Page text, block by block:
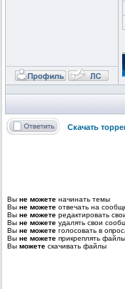
Скачать
Вы не можете начинать темы
Вы не можете отвечать на
Вы не можете редактировать
Вы не можете удалять свои
Вы не можете голосовать в
Вы не можете прикреплять
Вы можете скачивать файлы